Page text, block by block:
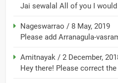
Jai sewalal All of you I
Nageswarrao / 8 May, 2019
Please add Arranagula-
Amitnayak / 2 December,
Hey there! Please correct